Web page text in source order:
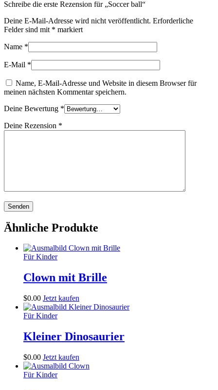
Schreibe die erste Rezension für „Soccer ball“
Deine E-Mail-Adresse wird nicht veröffentlicht. Erforderliche
Felder sind mit * markiert
Name *
E-Mail *
Name, E-Mail-Adresse und Website in diesem Browser für
meinen nächsten Kommentar speichern.
Deine Bewertung *
Deine Rezension *
Ähnliche Produkte
Für Kinder
Clown mit Brille
$0.00 Jetzt kaufen
Für Kinder
Kleiner Dinosaurier
$0.00 Jetzt kaufen
Für Kinder